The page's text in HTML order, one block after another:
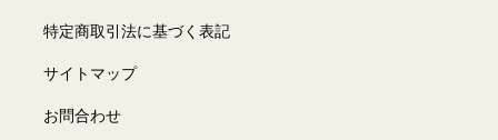
特定商取引法に基づく表記
サイトマップ
お問合わせ